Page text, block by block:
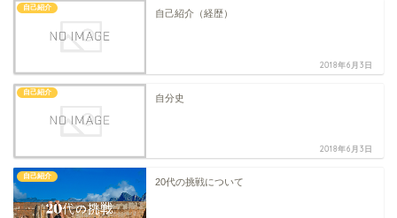
自己紹介
自己紹介（経歴）
2018年6月3日
自己紹介
自分史
2018年6月3日
自己紹介
20代の挑戦について